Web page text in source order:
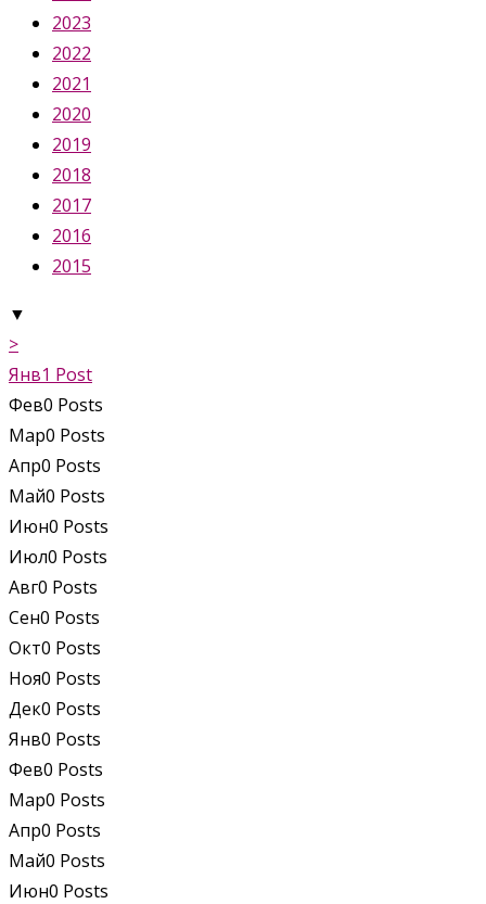
2023
2022
2021
2020
2019
2018
2017
2016
2015
▼
>
Янв1 Post
Фев0 Posts
Мар0 Posts
Апр0 Posts
Май0 Posts
Июн0 Posts
Июл0 Posts
Авг0 Posts
Сен0 Posts
Окт0 Posts
Ноя0 Posts
Дек0 Posts
Янв0 Posts
Фев0 Posts
Мар0 Posts
Апр0 Posts
Май0 Posts
Июн0 Posts